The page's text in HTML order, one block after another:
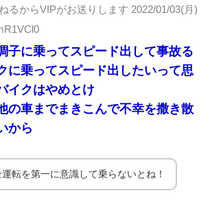
るからVIPがお送りします 2022/01/03(月)
子に乗ってスピード出して事故る
に乗ってスピード出したいって思
イクはやめとけ
の車までまきこんで不幸を撒き散
から
運転を第一に意識して乗らないとね！